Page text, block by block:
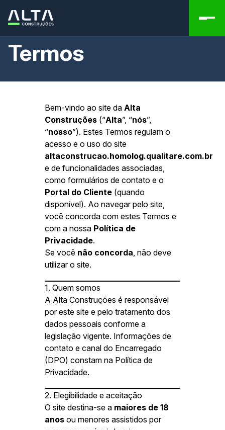
Termos
Bem-vindo ao site daAlta
Construções (“Alta”, “nós”,
“nosso”). Estes Termos regulam o
acesso e o uso do site
altaconstrucao.homolog.qualitare.com.br
e de funcionalidades associadas,
como formulários de contato e o
Portal do Cliente (quando
disponível). Ao navegar pelo site,
você concorda com estes Termos e
com a nossa Política de
Privacidade.
Se você não concorda, não deve
utilizar o site.
1. Quem somos
A Alta Construções é responsável
por este site e pelo tratamento dos
dados pessoais conforme a
legislação vigente. Informações de
contato e canal do Encarregado
(DPO) constam na Política de
Privacidade.
2. Elegibilidade e aceitação
O site destina-se a maiores de 18
anos ou menores assistidos por